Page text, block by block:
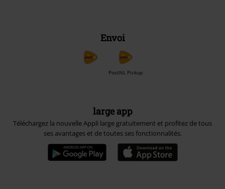
Envoi
PostNL Pickup
large app
Téléchargez la nouvelle Appli large gratuitement et profitez de tous
ses avantages et de toutes ses fonctionnalités.